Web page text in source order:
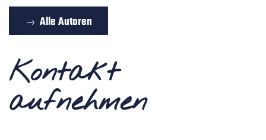
Alle Autoren
Kontakt
aufnehmen